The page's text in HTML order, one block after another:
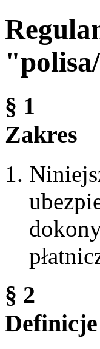
§ 1
Zakres
§ 2
Definicje